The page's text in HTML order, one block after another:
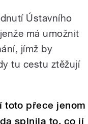
Ústavního
má umožnit
jímž by
tu cestu ztěžují
toto přece jenom
splnila to, co jí